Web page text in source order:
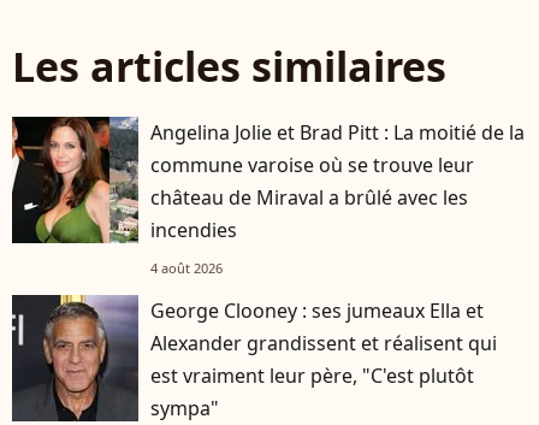
Les articles similaires
Angelina Jolie et Brad Pitt : La moitié de la
commune varoise où se trouve leur
château de Miraval a brûlé avec les
incendies
4 août 2026
George Clooney : ses jumeaux Ella et
Alexander grandissent et réalisent qui
est vraiment leur père, "C'est plutôt
sympa"